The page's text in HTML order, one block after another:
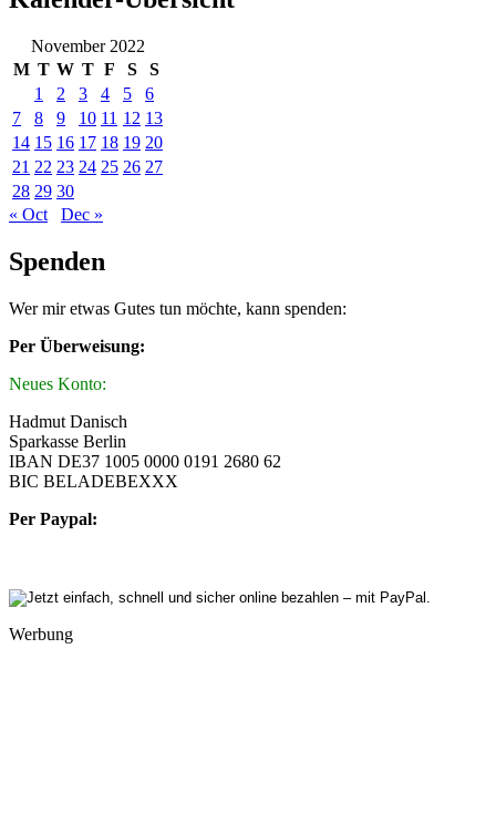
November 2022
M T W T F S
S
1
2 3 4 5
6
7
8 9 10 11 12 13
14 15 16 17 18 19 20
21 22 23 24 25 26 27
28 29 30
« Oct
Dec »
Spenden
Wer mir etwas Gutes tun möchte, kann spenden:
Per Überweisung:
Neues Konto:
Hadmut Danisch
Sparkasse Berlin
IBAN DE37 1005 0000 0191 2680 62
BIC BELADEBEXXX
Per Paypal:
Werbung